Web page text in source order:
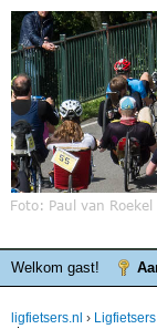
Welkom gast!
ligfietsers.nl › Ligfietsers